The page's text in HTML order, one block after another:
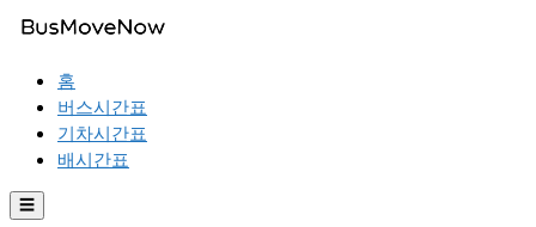
홈
버스시간표
기차시간표
배시간표
☰